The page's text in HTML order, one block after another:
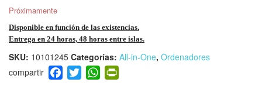
Próximamente
Disponible en función de las existencias.
Entrega en 24 horas, 48 horas entre islas.
SKU: 10101245 Categorías: All-in-One, Ordenadores
F
a
T
wi
W
h